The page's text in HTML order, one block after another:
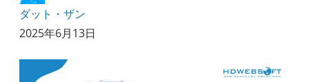
ダット・ザン
2025年6月13日